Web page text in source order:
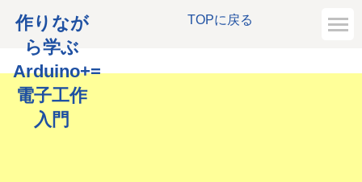
TOPに戻る
作りなが
ら学ぶ
Arduino+=
電子工作
入門